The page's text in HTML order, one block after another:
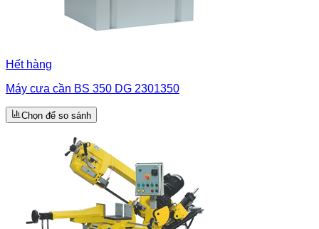
Hết hàng
Máy cưa cần BS 350 DG 2301350
Chọn để so sánh